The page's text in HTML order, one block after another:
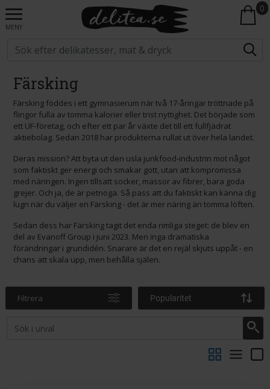
MENY
0
Färsking
Färsking föddes i ett gymnasierum när två 17-åringar tröttnade på
flingor fulla av tomma kalorier eller trist nyttighet. Det började som
ett UF-företag, och efter ett par år växte det till ett fullfjädrat
aktiebolag. Sedan 2018 har produkterna rullat ut över hela landet.
Deras mission? Att byta ut den usla junkfood-industrin mot något
som faktiskt ger energi och smakar gott, utan att kompromissa
med näringen. Ingen tillsatt socker, massor av fibrer, bara goda
grejer. Och ja, de är petnoga. Så pass att du faktiskt kan känna dig
lugn när du väljer en Färsking - det är mer näring än tomma löften.
Sedan dess har Färsking tagit det enda rimliga steget: de blev en
del av Evanoff Group i juni 2023. Men inga dramatiska
förändringar i grundidén. Snarare är det en rejäl skjuts uppåt - en
chans att skala upp, men behålla själen.
Filtrera Popularitet